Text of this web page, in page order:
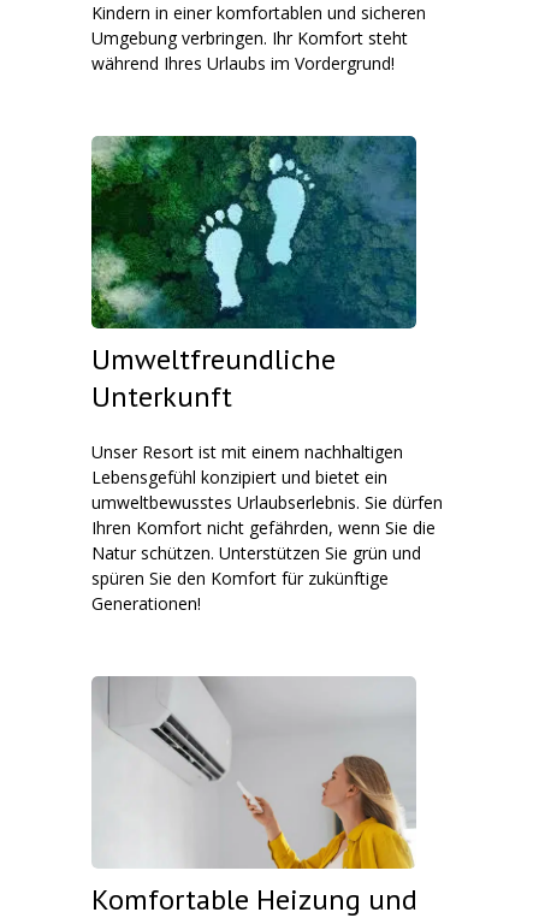
Kindern in einer komfortablen und sicheren
Umgebung verbringen. Ihr Komfort steht
während Ihres Urlaubs im Vordergrund!
Umweltfreundliche
Unterkunft
Unser Resort ist mit einem nachhaltigen
Lebensgefühl konzipiert und bietet ein
umweltbewusstes Urlaubserlebnis. Sie dürfen
Ihren Komfort nicht gefährden, wenn Sie die
Natur schützen. Unterstützen Sie grün und
spüren Sie den Komfort für zukünftige
Generationen!
Komfortable Heizung und